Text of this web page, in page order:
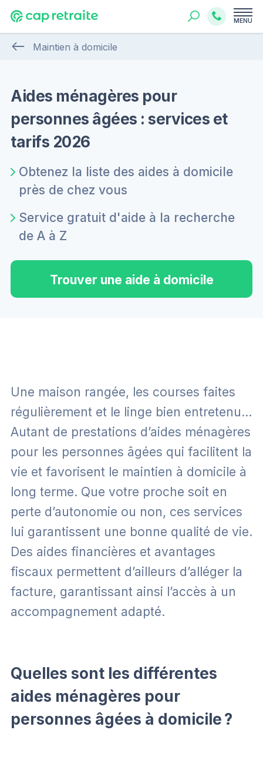
MENU
Maintien à domicile
Aides ménagères pour
personnes âgées : services et
tarifs 2026
Obtenez la liste des aides à domicile
près de chez vous
Service gratuit d'aide à la recherche
de A à Z
Trouver une aide à domicile
Une maison rangée, les courses faites
régulièrement et le linge bien entretenu…
Autant de prestations d’aides ménagères
pour les personnes âgées qui facilitent la
vie et favorisent le maintien à domicile à
long terme. Que votre proche soit en
perte d’autonomie ou non, ces services
lui garantissent une bonne qualité de vie.
Des aides financières et avantages
fiscaux permettent d’ailleurs d’alléger la
facture, garantissant ainsi l’accès à un
accompagnement adapté.
Quelles sont les différentes
aides ménagères pour
personnes âgées à domicile ?